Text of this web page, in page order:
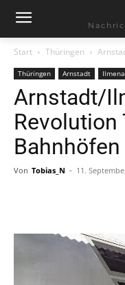
Start Thüringen
Thüringen Arnstadt
Arnstadt/
Revolution
Bahnhöfen
Von Tobias_N - 11.